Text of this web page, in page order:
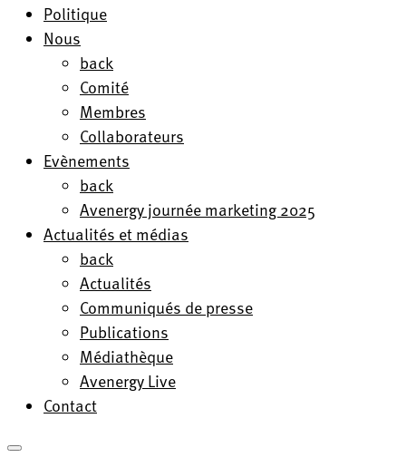
Politique
Nous
back
Comité
Membres
Collaborateurs
Evènements
back
Avenergy journée marketing 2025
Actualités et médias
back
Actualités
Communiqués de presse
Publications
Médiathèque
Avenergy Live
Contact